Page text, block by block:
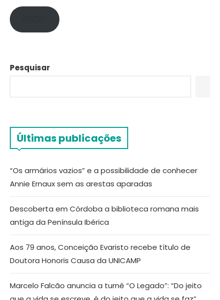
Pesquisar
Últimas publicações
“Os armários vazios” e a possibilidade de conhecer
Annie Ernaux sem as arestas aparadas
Descoberta em Córdoba a biblioteca romana mais
antiga da Península Ibérica
Aos 79 anos, Conceição Evaristo recebe título de
Doutora Honoris Causa da UNICAMP
Marcelo Falcão anuncia a turnê “O Legado”: “Do jeito